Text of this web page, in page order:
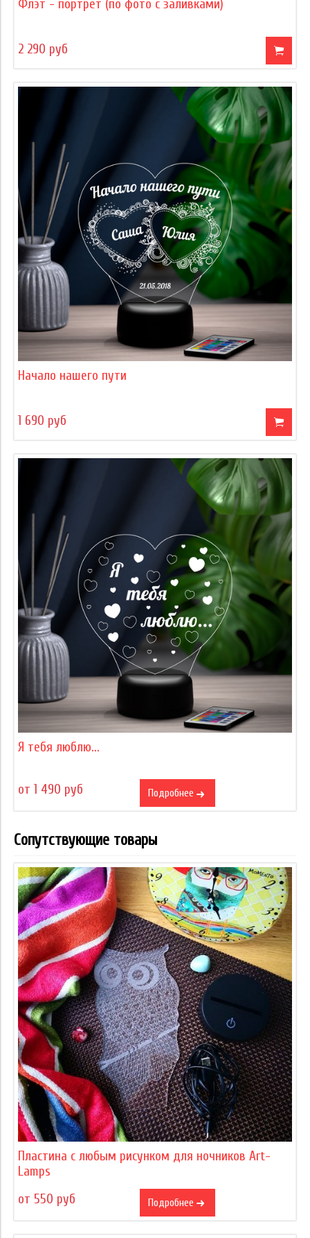
Флэт - портрет (по фото с заливками)
2 290 руб
Начало нашего пути
1 690 руб
Я тебя люблю...
от 1 490 руб Подробнее
Сопутствующие товары
Пластина с любым рисунком для ночников Art-
Lamps
от 550 руб
Подробнее